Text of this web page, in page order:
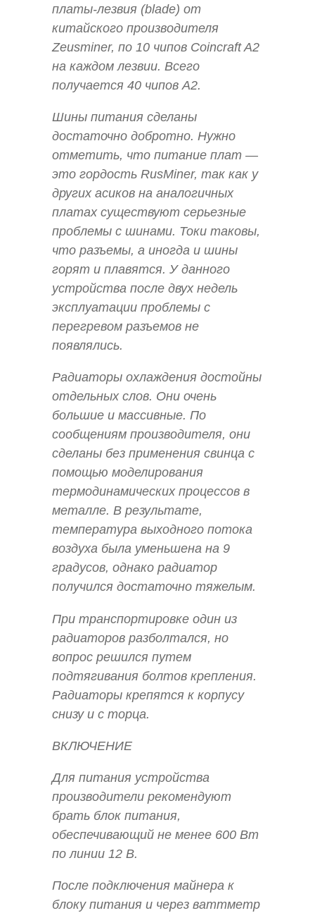
платы-лезвия (blade) от
китайского производителя
Zeusminer, по 10 чипов Coincraft A2
на каждом лезвии. Всего
получается 40 чипов A2.
Шины питания сделаны
достаточно добротно. Нужно
отметить, что питание плат —
это гордость RusMiner, так как у
других асиков на аналогичных
платах существуют серьезные
проблемы с шинами. Токи таковы,
что разъемы, а иногда и шины
горят и плавятся. У данного
устройства после двух недель
эксплуатации проблемы с
перегревом разъемов не
появлялись.
Радиаторы охлаждения достойны
отдельных слов. Они очень
большие и массивные. По
сообщениям производителя, они
сделаны без применения свинца с
помощью моделирования
термодинамических процессов в
металле. В результате,
температура выходного потока
воздуха была уменьшена на 9
градусов, однако радиатор
получился достаточно тяжелым.
При транспортировке один из
радиаторов разболтался, но
вопрос решился путем
подтягивания болтов крепления.
Радиаторы крепятся к корпусу
снизу и с торца.
ВКЛЮЧЕНИЕ
Для питания устройства
производители рекомендуют
брать блок питания,
обеспечивающий не менее 600 Вт
по линии 12 В.
После подключения майнера к
блоку питания и через ваттметр